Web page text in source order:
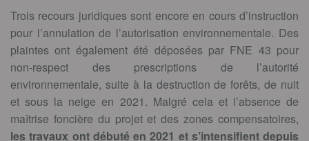
Trois recours juridiques sont encore en cours d’instruction
pour l’annulation de l’autorisation environnementale. Des
plaintes ont également été déposées par FNE 43 pour
non-respect des prescriptions de l’autorité
environnementale, suite à la destruction de forêts, de nuit
et sous la neige en 2021. Malgré cela et l’absence de
maîtrise foncière du projet et des zones compensatoires,
les travaux ont débuté en 2021 et s’intensifient depuis